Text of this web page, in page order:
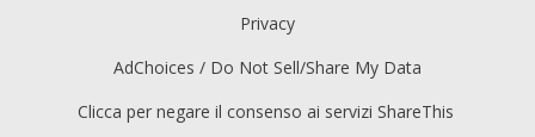
Privacy
AdChoices / Do Not Sell/Share My Data
Clicca per negare il consenso ai servizi ShareThis